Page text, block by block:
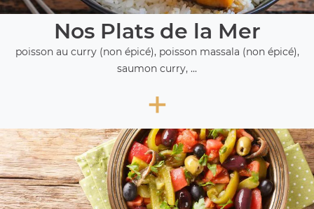
Nos Plats de la Mer
poisson au curry (non épicé), poisson massala (non épicé),
saumon curry, ...
+